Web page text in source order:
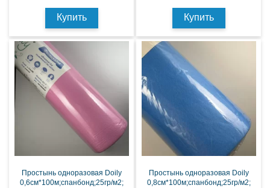
Купить Купить
Простынь одноразовая Doily
0,6см*100м;спанбонд;25гр/м2;
Простынь одноразовая Doily
0,8см*100м;спанбонд;25гр/м2;